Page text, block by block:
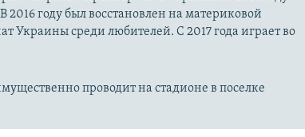
2016 году был восстановлен на материковой
Украины среди любителей. С 2017 года играет во
проводит на стадионе в поселке